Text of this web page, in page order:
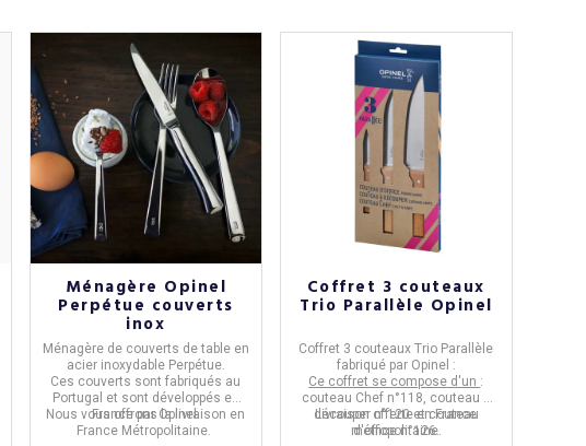
Ménagère Opinel
Perpétue couverts
inox
Ménagère de couverts de tableen
acier inoxydable Perpétue.
Ces couverts sont fabriqués au
Portugal et sont développés en
France par Opinel.
Nous vous offrons la livraison en
France Métropolitaine.
Coffret 3 couteaux
Trio Parallèle Opinel
Coffret 3 couteaux Trio Parallèle
fabriqué parOpinel :
Ce coffret se compose d'un :
couteau Chef n°118, couteau à
découper n°120 et couteau
d'office n°126.
Livraison offerte en France
métropolitaine.